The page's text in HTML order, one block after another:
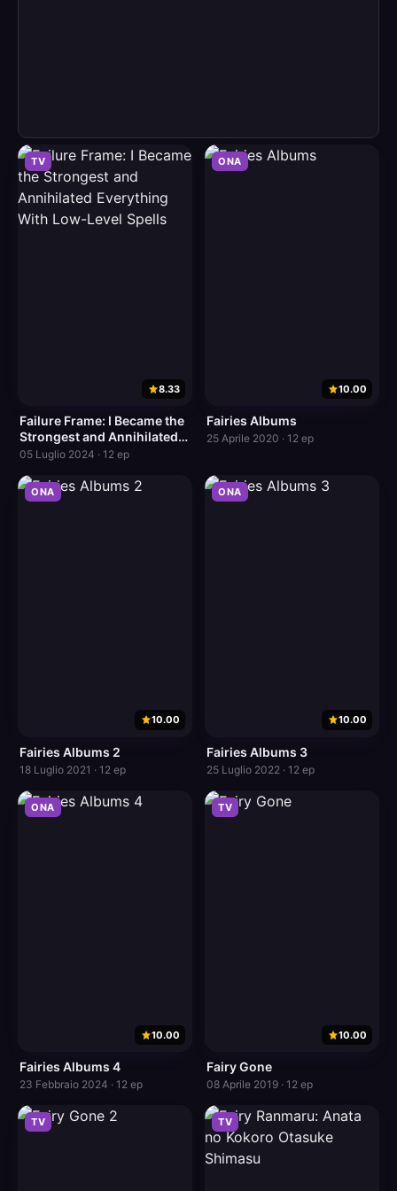
TV
8.33
Failure Frame: I Became the
Strongest and Annihilated
Everything With Low-Level
05 Luglio 2024 · 12 ep
ONA
10.00
Fairies Albums
25 Aprile 2020 · 12 ep
ONA
10.00
Fairies Albums 2
18 Luglio 2021 · 12 ep
ONA
10.00
Fairies Albums 3
25 Luglio 2022 · 12 ep
ONA
10.00
Fairies Albums 4
23 Febbraio 2024 · 12 ep
TV
10.00
Fairy Gone
08 Aprile 2019 · 12 ep
TV TV